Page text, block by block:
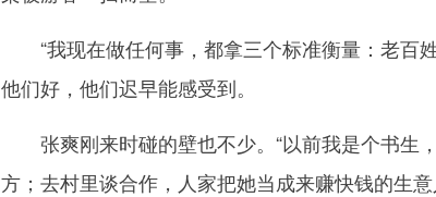
“我现在做任何事，都拿三个标准衡量：老百
他们好，他们迟早能感受到。
张爽刚来时碰的壁也不少。“以前我是个书生
方；去村里谈合作，人家把她当成来赚快钱的生